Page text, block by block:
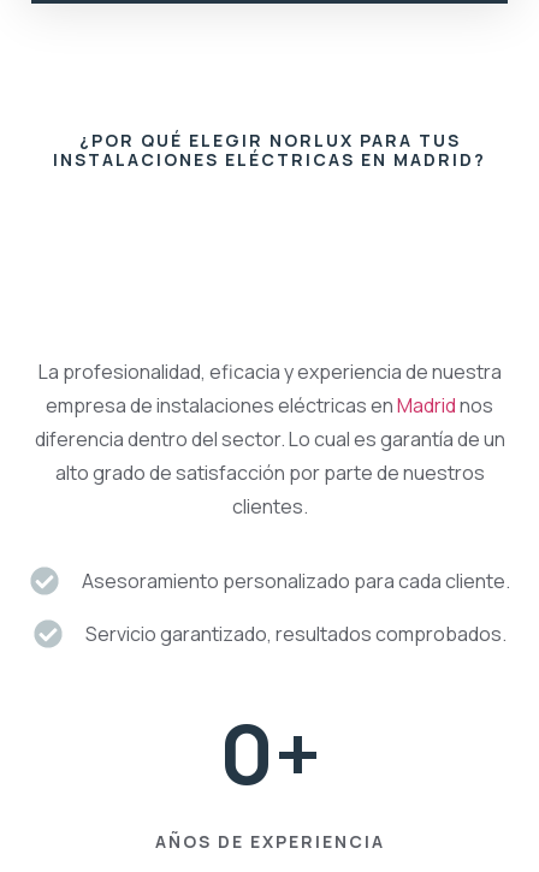
¿POR QUÉ ELEGIR NORLUX PARA TUS
INSTALACIONES ELÉCTRICAS EN MADRID?
La profesionalidad, eficacia y experiencia de nuestra
empresa de instalaciones eléctricas enMadridnos
diferencia dentro del sector. Lo cual es garantía de un
alto grado de satisfacción por parte de nuestros
clientes.
Asesoramiento personalizado para cada cliente.
Servicio garantizado, resultados comprobados.
0+
AÑOS DE EXPERIENCIA